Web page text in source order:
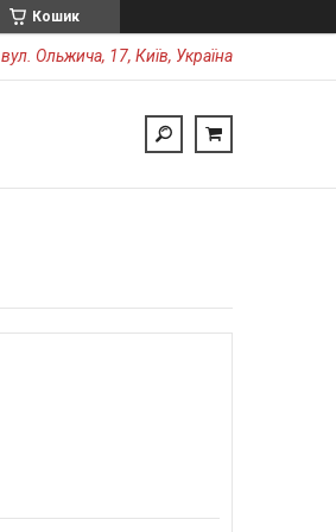
Кошик
вул. Ольжича, 17, Київ, Україна